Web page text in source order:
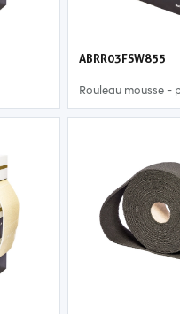
ABRR03FSW855
Rouleau mousse -